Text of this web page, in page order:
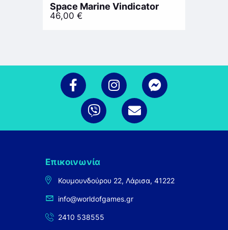
Space Marine Vindicator
46,00 €
Επικοινωνία
Κουμουνδούρου 22, Λάρισα, 41222
info@worldofgames.gr
2410 538555